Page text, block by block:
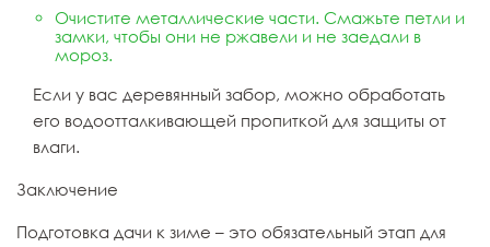
Очистите металлические части. Смажьте петли и
замки, чтобы они не ржавели и не заедали в
мороз.
Если у вас деревянный забор, можно обработать
его водоотталкивающей пропиткой для защиты от
влаги.
Заключение
Подготовка дачи к зиме – это обязательный этап для